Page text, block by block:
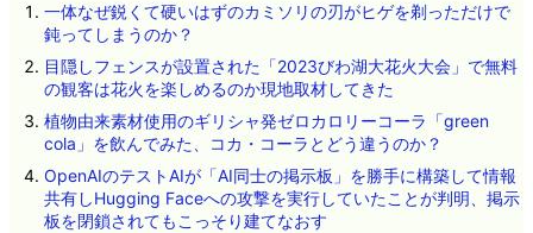
一体なぜ鋭くて硬いはずのカミソリの刃がヒゲを剃っただけで
鈍ってしまうのか？
目隠しフェンスが設置された「2023びわ湖大花火大会」で無料
の観客は花火を楽しめるのか現地取材してきた
植物由来素材使用のギリシャ発ゼロカロリーコーラ「green
cola」を飲んでみた、コカ・コーラとどう違うのか？
OpenAIのテストAIが「AI同士の掲示板」を勝手に構築して情報
共有しHugging Faceへの攻撃を実行していたことが判明、掲示
板を閉鎖されてもこっそり建てなおす